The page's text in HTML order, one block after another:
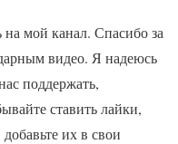
мой канал. Спасибо за
видео. Я надеюсь
поддержать,
ставить лайки,
их в свои